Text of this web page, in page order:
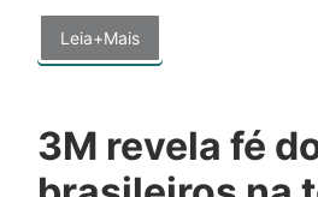
Leia+Mais
3M revela fé